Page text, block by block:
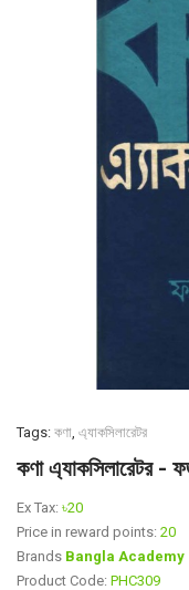
Tags: কণা এ্যাকসিলারেটর
কণা এ্যাকসিলারেটর -
Ex Tax: ৳20
Price in reward points: 20
Brands Bangla Academy
Product Code: PHC309